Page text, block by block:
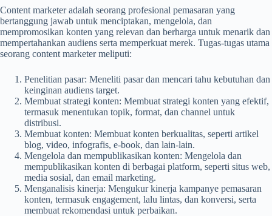
Content marketer adalah seorang profesional pemasaran yang
bertanggung jawab untuk menciptakan, mengelola, dan
mempromosikan konten yang relevan dan berharga untuk menarik dan
mempertahankan audiens serta memperkuat merek. Tugas-tugas utama
seorang content marketer meliputi:
Penelitian pasar: Meneliti pasar dan mencari tahu kebutuhan dan
keinginan audiens target.
Membuat strategi konten: Membuat strategi konten yang efektif,
termasuk menentukan topik, format, dan channel untuk
distribusi.
Membuat konten: Membuat konten berkualitas, seperti artikel
blog, video, infografis, e-book, dan lain-lain.
Mengelola dan mempublikasikan konten: Mengelola dan
mempublikasikan konten di berbagai platform, seperti situs web,
media sosial, dan email marketing.
Menganalisis kinerja: Mengukur kinerja kampanye pemasaran
konten, termasuk engagement, lalu lintas, dan konversi, serta
membuat rekomendasi untuk perbaikan.